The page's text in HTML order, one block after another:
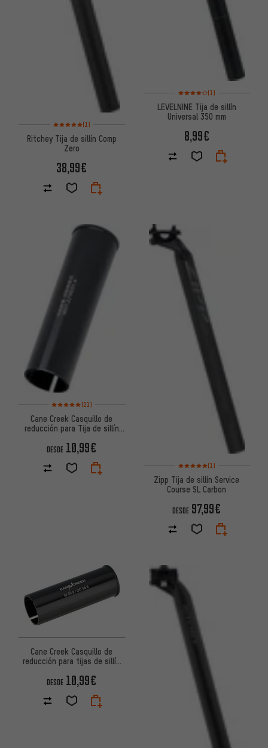
Valoración media: 5 de 5 basada en 1 reseñas
(1)
Ritchey Tija de sillín Comp
Zero
38,99€
Valoración media: 4 de 5
(1)
LEVELNINE Tija de sillín
Universal 350 mm
8,99€
Valoración media: 5 de 5 basada en 21 reseñas
(21)
Cane Creek Casquillo de
reducción para Tija de sillín
DESDE 10,99€
Valoración media: 5 de 5
(1)
Zipp Tija de sillín Service
Course SL Carbon
DESDE 97,99€
Cane Creek Casquillo de
reducción para tijas de sillín
DESDE 10,99€